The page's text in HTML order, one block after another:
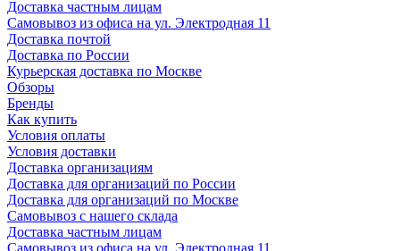
Доставка частным лицам
Самовывоз из офиса на ул. Электродная 11
Доставка почтой
Доставка по России
Курьерская доставка по Москве
Обзоры
Бренды
Как купить
Условия оплаты
Условия доставки
Доставка организациям
Доставка для организаций по России
Доставка для организаций по Москве
Самовывоз с нашего склада
Доставка частным лицам
Самовывоз из офиса на ул. Электродная 11